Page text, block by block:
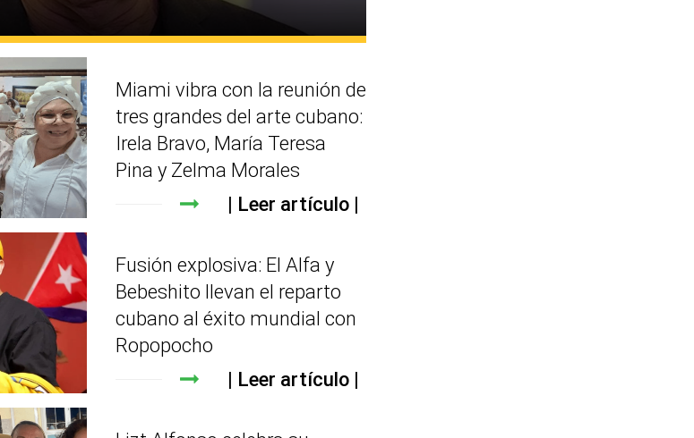
Miami vibra con la reunión de
tres grandes del arte cubano:
Irela Bravo, María Teresa
Pina y Zelma Morales
Leer artículo
Fusión explosiva: El Alfa y
Bebeshito llevan el reparto
cubano al éxito mundial con
Ropopocho
Leer artículo